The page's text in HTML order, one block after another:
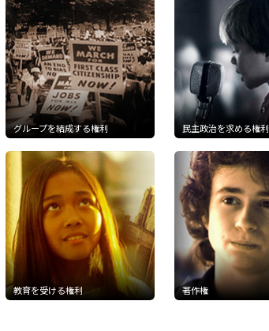
グループを結成する権利 民主政治を求める権利
教育を受ける権利 著作権